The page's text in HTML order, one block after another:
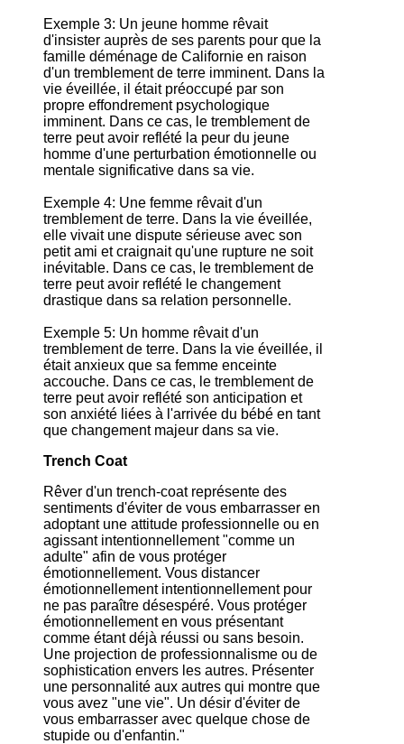
Exemple 3: Un jeune homme rêvait
d'insister auprès de ses parents pour que la
famille déménage de Californie en raison
d'un tremblement de terre imminent. Dans la
vie éveillée, il était préoccupé par son
propre effondrement psychologique
imminent. Dans ce cas, le tremblement de
terre peut avoir reflété la peur du jeune
homme d'une perturbation émotionnelle ou
mentale significative dans sa vie.
Exemple 4: Une femme rêvait d'un
tremblement de terre. Dans la vie éveillée,
elle vivait une dispute sérieuse avec son
petit ami et craignait qu'une rupture ne soit
inévitable. Dans ce cas, le tremblement de
terre peut avoir reflété le changement
drastique dans sa relation personnelle.
Exemple 5: Un homme rêvait d'un
tremblement de terre. Dans la vie éveillée, il
était anxieux que sa femme enceinte
accouche. Dans ce cas, le tremblement de
terre peut avoir reflété son anticipation et
son anxiété liées à l'arrivée du bébé en tant
que changement majeur dans sa vie.
Trench Coat
Rêver d'un trench-coat représente des
sentiments d'éviter de vous embarrasser en
adoptant une attitude professionnelle ou en
agissant intentionnellement "comme un
adulte" afin de vous protéger
émotionnellement. Vous distancer
émotionnellement intentionnellement pour
ne pas paraître désespéré. Vous protéger
émotionnellement en vous présentant
comme étant déjà réussi ou sans besoin.
Une projection de professionnalisme ou de
sophistication envers les autres. Présenter
une personnalité aux autres qui montre que
vous avez "une vie". Un désir d'éviter de
vous embarrasser avec quelque chose de
stupide ou d'enfantin."